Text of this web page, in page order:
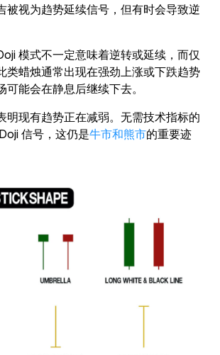
被视为趋势延续信号，但有时会导致逆
模式不一定意味着逆转或延续，而仅
类蜡烛通常出现在强劲上涨或下跌趋势
可能会在静息后继续下去。
明现有趋势正在减弱。无需技术指标的
信号，这仍是牛市和熊市的重要迹